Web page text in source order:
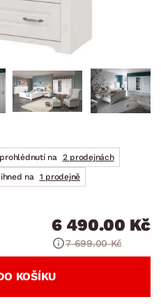
na
2 prodejnách
na
1 prodejně
6 490.00 Kč
7 699.00 Kč
KOŠÍKU